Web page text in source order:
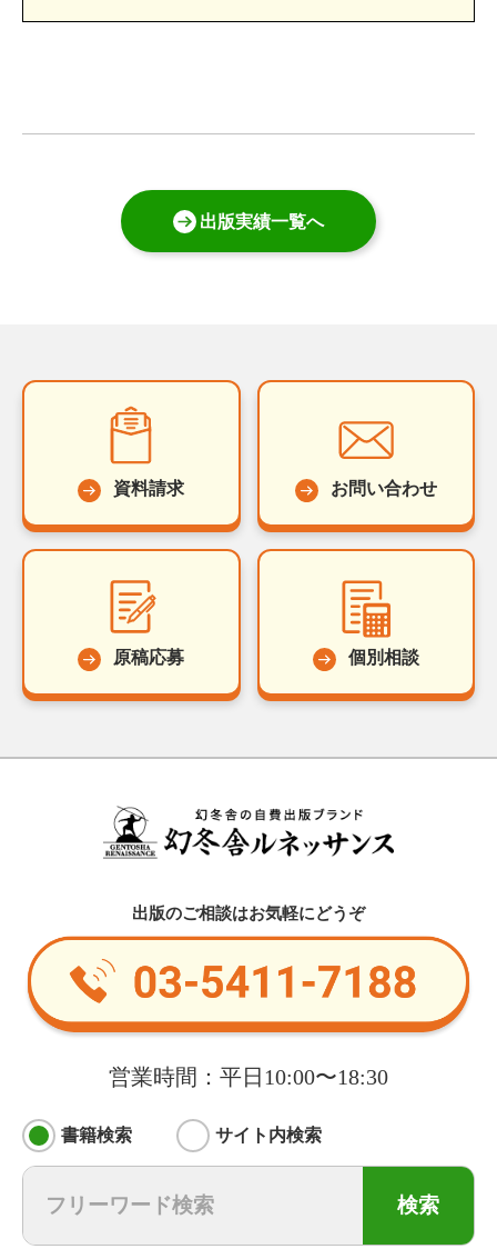
出版実績一覧へ
資料請求 お問い合わせ
原稿応募 個別相談
出版のご相談はお気軽にどうぞ
営業時間：平日10:00〜18:30
書籍検索 サイト内検索
検索